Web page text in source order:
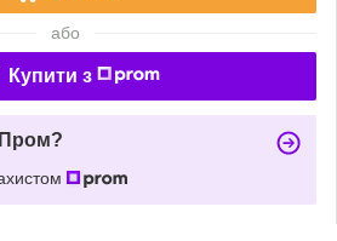
або
Купити з
Пром?